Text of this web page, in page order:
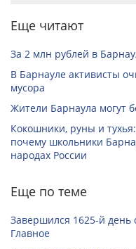
Еще читают
За 2 млн рублей в
В Барнауле активисты
мусора
Жители Барнаула могут
Кокошники, руны и
почему школьники
народах России
Еще по теме
Завершился 1625-й
Главное